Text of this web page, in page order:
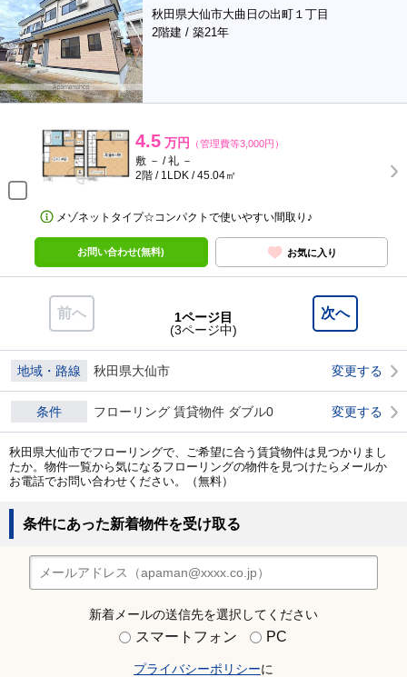
秋田県大仙市大曲日の出町１丁目
2階建 / 築21年
4.5 万円 （管理費等3,000円）
敷 － / 礼 －
2階 / 1LDK / 45.04㎡
メゾネットタイプ☆コンパクトで使いやすい間取り♪
お問い合わせ(無料) お気に入り
前へ 次へ
1ページ目
(3ページ中)
地域・路線 秋田県大仙市 変更する
条件 フローリング 賃貸物件 ダブル0 変更する
秋田県大仙市でフローリングで、ご希望に合う賃貸物件は見つかりまし
たか。物件一覧から気になるフローリングの物件を見つけたらメールか
お電話でお問い合わせください。（無料）
条件にあった新着物件を受け取る
新着メールの送信先を選択してください
スマートフォン PC
プライバシーポリシーに